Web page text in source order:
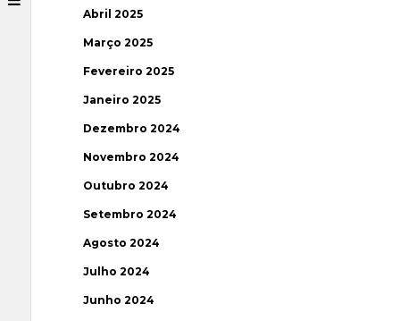
Abril 2025
Março 2025
Fevereiro 2025
Janeiro 2025
Dezembro 2024
Novembro 2024
Outubro 2024
Setembro 2024
Agosto 2024
Julho 2024
Junho 2024